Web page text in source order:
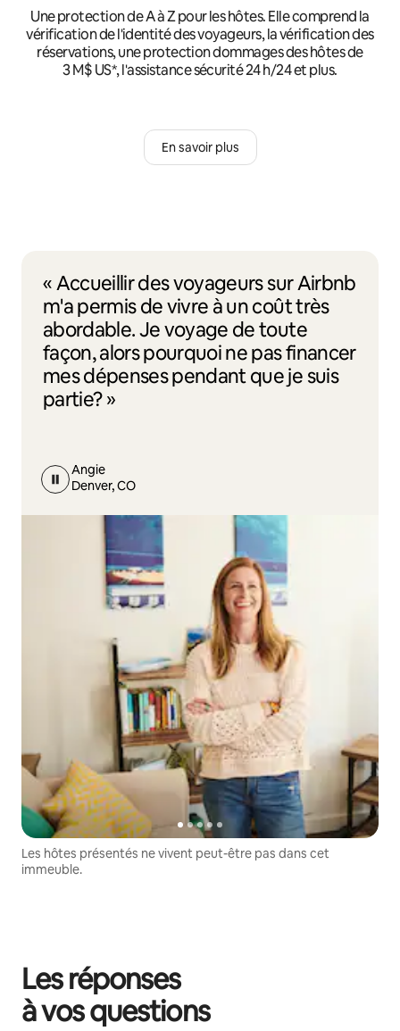
Une protection de A à Z pour les hôtes. Elle comprend la
vérification de l'identité des voyageurs, la vérification des
réservations, une protection dommages des hôtes de
3 M$ US*, l'assistance sécurité 24 h/24 et plus.
En savoir plus
« Accueillir des voyageurs sur Airbnb
m'a permis de vivre à un coût très
abordable. Je voyage de toute
façon, alors pourquoi ne pas financer
mes dépenses pendant que je suis
partie? »
Angie
Denver, CO
Les hôtes présentés ne vivent peut-être pas dans cet
immeuble.
Les réponses
à vos questions